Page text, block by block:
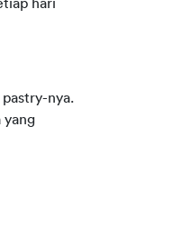
hari
nya.
yang